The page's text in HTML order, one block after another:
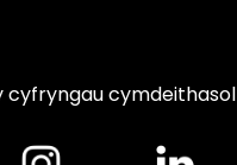
cyfryngau cymdeithasol